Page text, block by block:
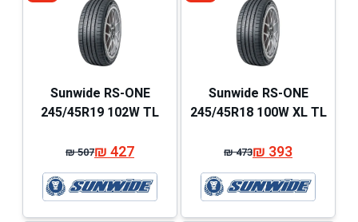
Sunwide RS-ONE
245/45R18 100W XL TL
₪473
המחיר
המקורי
היה:
₪ 473.
₪393 המחיר
הנוכחי
הוא:
₪ 393.
Sunwide RS-ONE
245/45R19 102W TL
₪507
המחיר
המקורי
היה:
₪ 507.
₪427 המחיר
הנוכחי
הוא:
₪ 427.